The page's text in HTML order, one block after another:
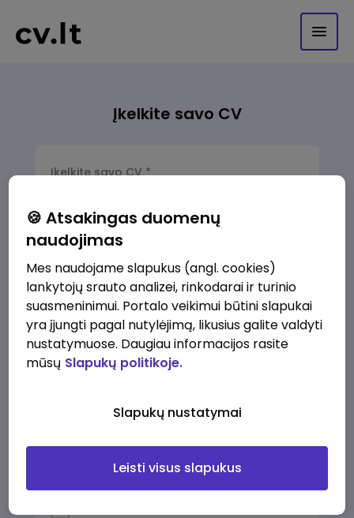
Įkelkite savo CV
Įkelkite savo CV *
.Doc, .pdf arba .odt formatu
Vardas*
Pavardė*
El. paštas*
🍪 Atsakingas duomenų
naudojimas
Mes naudojame slapukus (angl. cookies)
lankytojų srauto analizei, rinkodarai ir turinio
suasmeninimui. Portalo veikimui būtini slapukai
yra įjungti pagal nutylėjimą, likusius galite valdyti
nustatymuose. Daugiau informacijos rasite
mūsų Slapukų politikoje.
Slapukų nustatymai
Leisti visus slapukus